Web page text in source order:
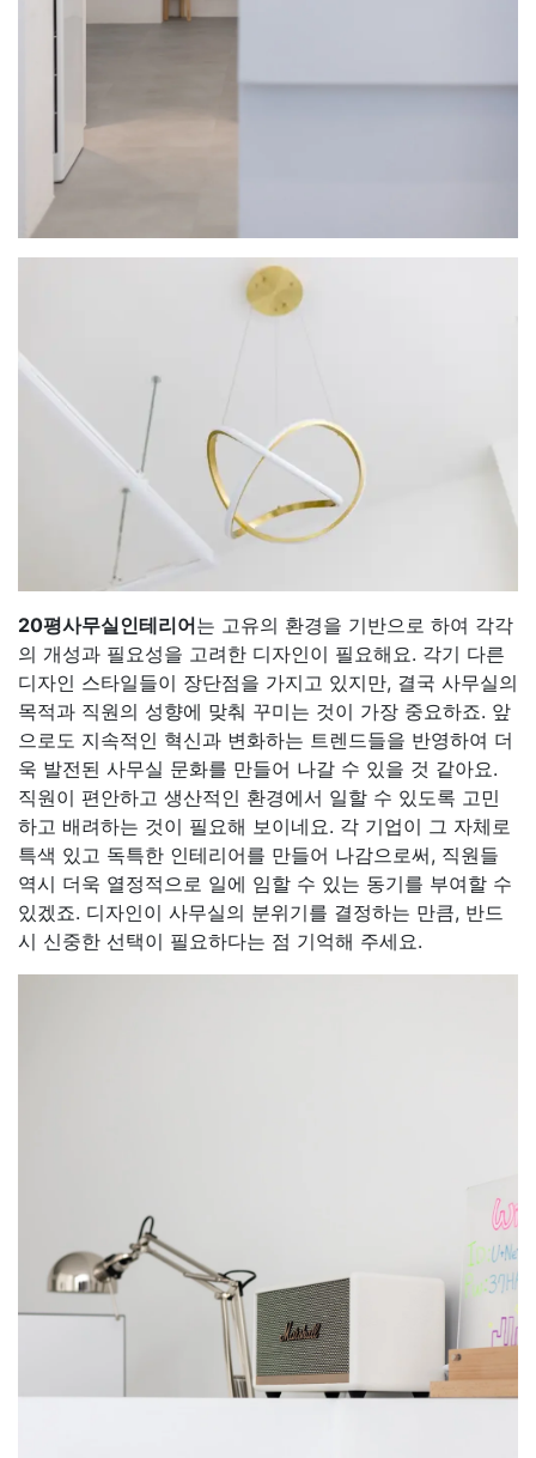
20평사무실인테리어는 고유의 환경을 기반으로 하여 각각
의 개성과 필요성을 고려한 디자인이 필요해요. 각기 다른
디자인 스타일들이 장단점을 가지고 있지만, 결국 사무실의
목적과 직원의 성향에 맞춰 꾸미는 것이 가장 중요하죠. 앞
으로도 지속적인 혁신과 변화하는 트렌드들을 반영하여 더
욱 발전된 사무실 문화를 만들어 나갈 수 있을 것 같아요.
직원이 편안하고 생산적인 환경에서 일할 수 있도록 고민
하고 배려하는 것이 필요해 보이네요. 각 기업이 그 자체로
특색 있고 독특한 인테리어를 만들어 나감으로써, 직원들
역시 더욱 열정적으로 일에 임할 수 있는 동기를 부여할 수
있겠죠. 디자인이 사무실의 분위기를 결정하는 만큼, 반드
시 신중한 선택이 필요하다는 점 기억해 주세요.